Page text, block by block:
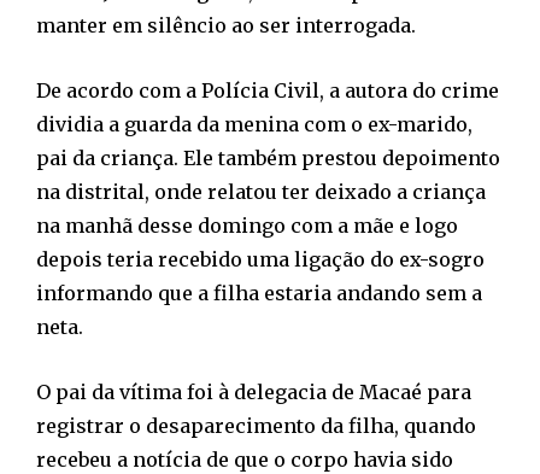
manter em silêncio ao ser interrogada.
De acordo com a Polícia Civil, a autora do crime
dividia a guarda da menina com o ex-marido,
pai da criança. Ele também prestou depoimento
na distrital, onde relatou ter deixado a criança
na manhã desse domingo com a mãe e logo
depois teria recebido uma ligação do ex-sogro
informando que a filha estaria andando sem a
neta.
O pai da vítima foi à delegacia de Macaé para
registrar o desaparecimento da filha, quando
recebeu a notícia de que o corpo havia sido